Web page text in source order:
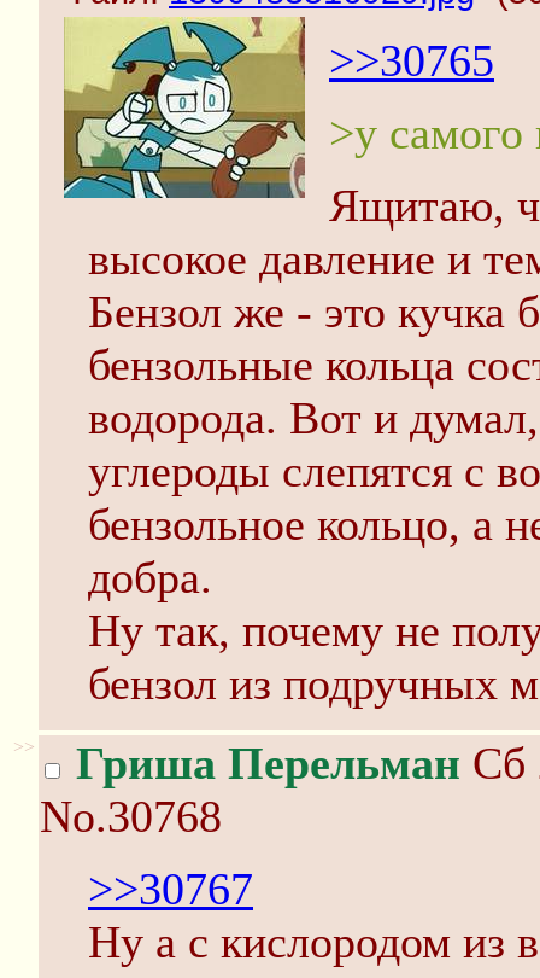
>>30765
>у самого
Ящитаю,
высокое давление и
Бензол же - это кучка
бензольные кольца
водорода. Вот и
углероды слепятся с
бензольное кольцо, а
добра.
Ну так, почему не
бензол из подручных
>> Гриша Перельман Сб
No.30768
>>30767
Ну а с кислородом из